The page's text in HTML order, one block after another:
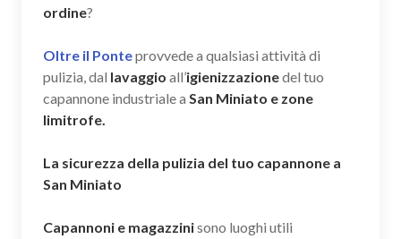
ordine?
Oltre il Ponteprovvede a qualsiasi attività di
pulizia, dal lavaggio all’igienizzazionedel tuo
capannone industriale a San Miniato e zone
limitrofe.
La sicurezza della pulizia del tuo capannone a
San Miniato
Capannoni e magazzinisono luoghi utili